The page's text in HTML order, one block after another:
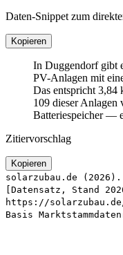
Daten-Snippet zum
Kopieren
In Duggendorf gibt
PV-Anlagen mit
Das entspricht 3,84
109 dieser Anlagen
Batteriespeicher —
Zitiervorschlag
Kopieren
solarzubau.de
[Datensatz, Stand
https://
Basis